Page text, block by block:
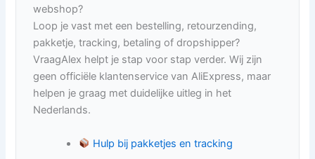
webshop?
Loop je vast met een bestelling, retourzending,
pakketje, tracking, betaling of dropshipper?
VraagAlex helpt je stap voor stap verder. Wij zijn
geen officiële klantenservice van AliExpress, maar
helpen je graag met duidelijke uitleg in het
Nederlands.
Hulp bij pakketjes en tracking